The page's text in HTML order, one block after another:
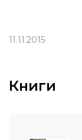
11.11.2015
Книги